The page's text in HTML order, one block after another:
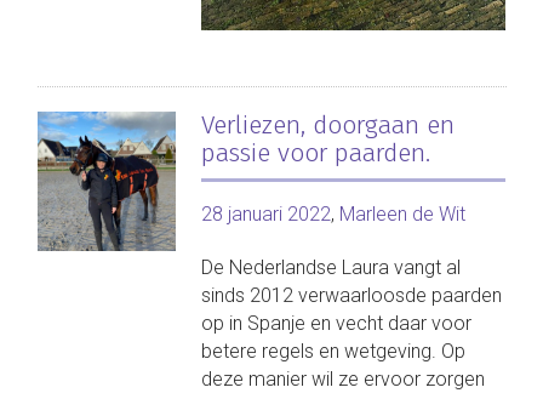
Verliezen, doorgaan en
passie voor paarden.
28 januari 2022, Marleen de Wit
De Nederlandse Laura vangt al
sinds 2012 verwaarloosde paarden
op in Spanje en vecht daar voor
betere regels en wetgeving. Op
deze manier wil ze ervoor zorgen